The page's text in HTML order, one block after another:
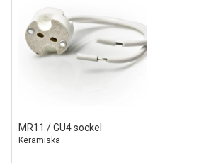
MR11 / GU4 sockel
Keramiska